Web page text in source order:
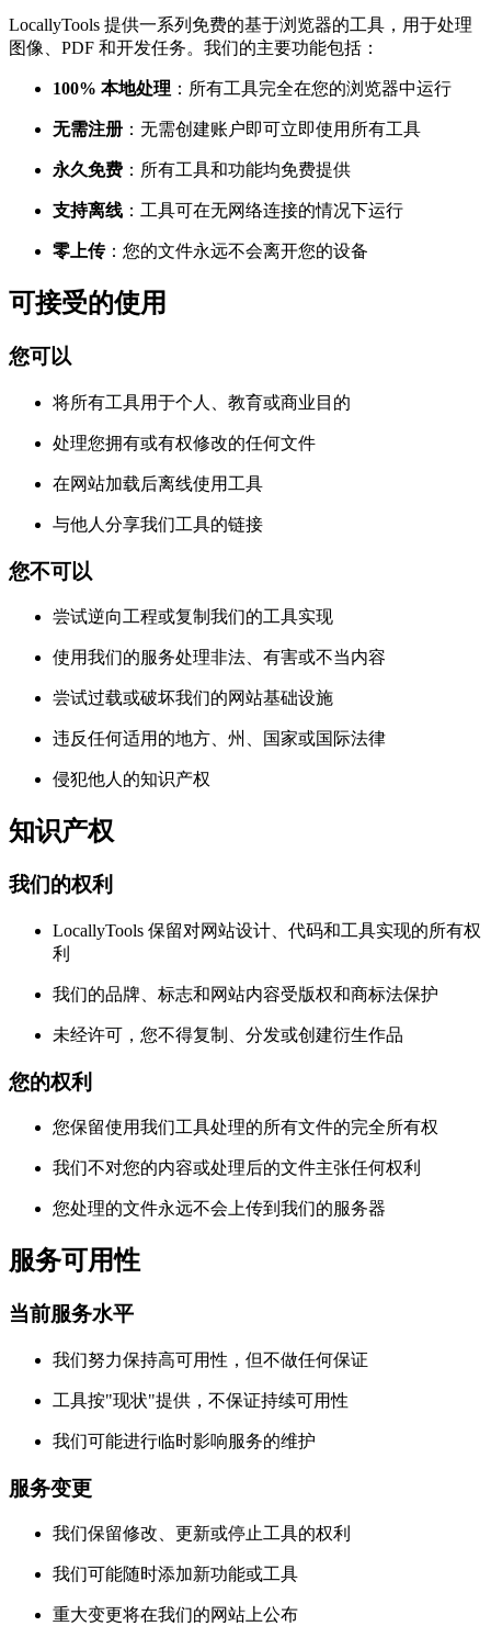
LocallyTools 提供一系列免费的基于浏览器的工具，用于处理
图像、PDF 和开发任务。我们的主要功能包括：
100% 本地处理 ：所有工具完全在您的浏览器中运行
无需注册 ：无需创建账户即可立即使用所有工具
永久免费 ：所有工具和功能均免费提供
支持离线 ：工具可在无网络连接的情况下运行
零上传：您的文件永远不会离开您的设备
可接受的使用
您可以
将所有工具用于个人、教育或商业目的
处理您拥有或有权修改的任何文件
在网站加载后离线使用工具
与他人分享我们工具的链接
您不可以
尝试逆向工程或复制我们的工具实现
使用我们的服务处理非法、有害或不当内容
尝试过载或破坏我们的网站基础设施
违反任何适用的地方、州、国家或国际法律
侵犯他人的知识产权
知识产权
我们的权利
LocallyTools 保留对网站设计、代码和工具实现的所有权
利
我们的品牌、标志和网站内容受版权和商标法保护
未经许可，您不得复制、分发或创建衍生作品
您的权利
您保留使用我们工具处理的所有文件的完全所有权
我们不对您的内容或处理后的文件主张任何权利
您处理的文件永远不会上传到我们的服务器
服务可用性
当前服务水平
我们努力保持高可用性，但不做任何保证
工具按"现状"提供，不保证持续可用性
我们可能进行临时影响服务的维护
服务变更
我们保留修改、更新或停止工具的权利
我们可能随时添加新功能或工具
重大变更将在我们的网站上公布